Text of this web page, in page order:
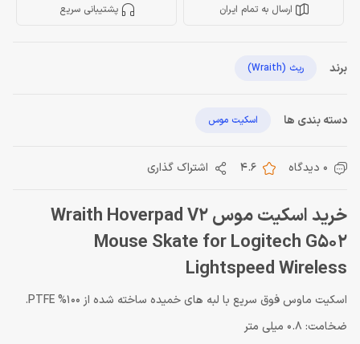
ارسال به تمام ایران پشتیبانی سریع
برند ریث (Wraith)
دسته بندی ها اسکیت موس
0 دیدگاه 4.6 اشتراک گذاری
خرید اسکیت موس Wraith Hoverpad V2
Mouse Skate for Logitech G502
Lightspeed Wireless
اسکیت ماوس فوق سریع با لبه های خمیده ساخته شده از 100% PTFE.
ضخامت: 0.8 میلی متر